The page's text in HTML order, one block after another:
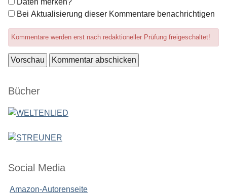
Optionen
Daten merken?
Bei Aktualisierung dieser Kommentare benachrichtigen
Kommentare werden erst nach redaktioneller Prüfung freigeschaltet!
Seitenleiste
Bücher
Social Media
Amazon-Autorenseite